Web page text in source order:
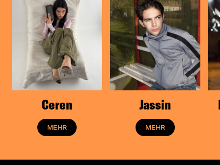
Mi, 04.03.26
WERK 2 - Halle D, Leipzig
Fr, 06.03.26
Huxleys Neue Welt, Berlin
Ceren
MEHR
Jassin
MEHR